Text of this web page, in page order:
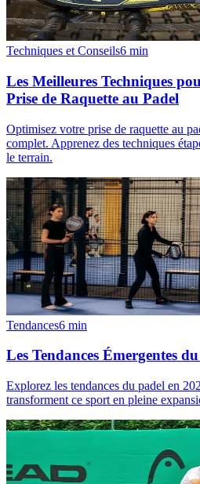
Techniques et Conseils6 min
Les Meilleures Techniques
Prise de Raquette au Padel
Optimisez votre prise de raquette au
complet. Apprenez des techniques
le terrain.
Tendances6 min
Les Tendances Émergentes
Explorez les tendances du padel en
transforment ce sport en pleine